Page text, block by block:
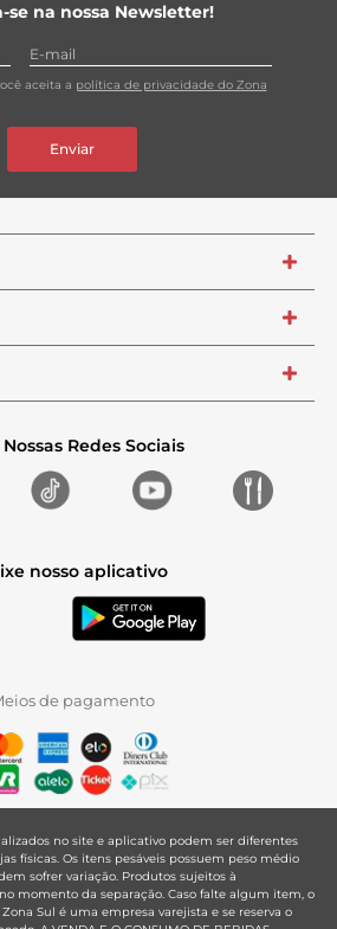
se na nossa Newsletter!
aceita a política de privacidade do Zona
Enviar
+
+
+
Redes Sociais
nosso aplicativo
de pagamento
no site e aplicativo podem ser diferentes
físicas. Os itens pesáveis possuem peso médio
sofrer variação. Produtos sujeitos à
momento da separação. Caso falte algum item, o
Sul é uma empresa varejista e se reserva o